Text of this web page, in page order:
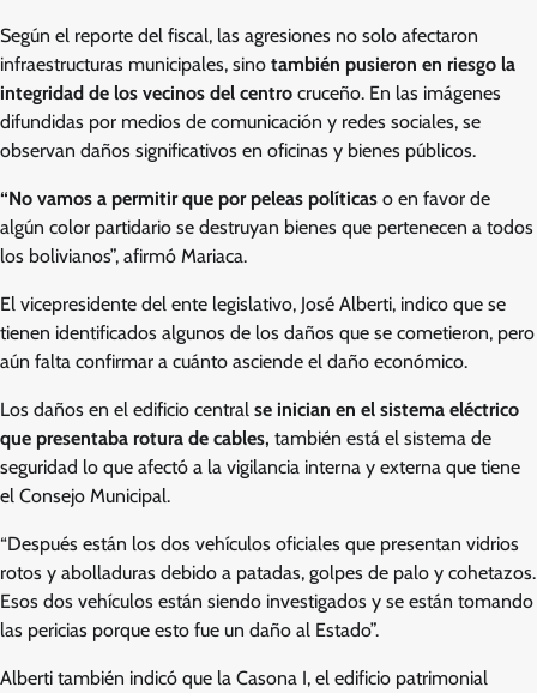
Según el reporte del fiscal, las agresiones no solo afectaron
infraestructuras municipales, sino también pusieron en riesgo la
integridad de los vecinos del centro cruceño. En las imágenes
difundidas por medios de comunicación y redes sociales, se
observan daños significativos en oficinas y bienes públicos.
“No vamos a permitir que por peleas políticas o en favor de
algún color partidario se destruyan bienes que pertenecen a todos
los bolivianos”, afirmó Mariaca.
El vicepresidente del ente legislativo, José Alberti, indico que se
tienen identificados algunos de los daños que se cometieron, pero
aún falta confirmar a cuánto asciende el daño económico.
Los daños en el edificio central se inician en el sistema eléctrico
que presentaba rotura de cables, también está el sistema de
seguridad lo que afectó a la vigilancia interna y externa que tiene
el Consejo Municipal.
“Después están los dos vehículos oficiales que presentan vidrios
rotos y abolladuras debido a patadas, golpes de palo y cohetazos.
Esos dos vehículos están siendo investigados y se están tomando
las pericias porque esto fue un daño al Estado”.
Alberti también indicó que la Casona I, el edificio patrimonial